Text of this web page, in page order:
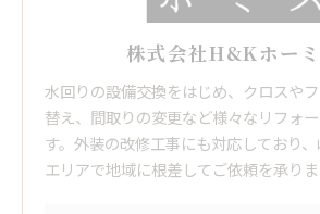
株式会社H&Kホー
水回りの設備交換をはじめ、クロスや
替え、間取りの変更など様々なリフォ
す。外装の改修工事にも対応しており
エリアで地域に根差してご依頼を承りま